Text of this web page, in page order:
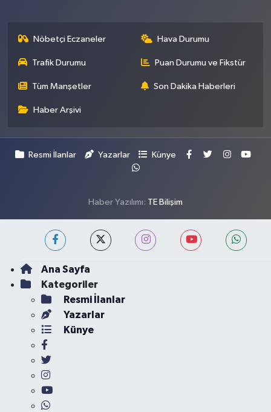
Nöbetçi Eczaneler Hava Durumu
Trafik Durumu Puan Durumu ve Fikstür
Tüm Manşetler Son Dakika Haberleri
Haber Arşivi
Resmi İlanlar Yazarlar Künye
Haber Yazılımı: TE Bilişim
Ana Sayfa
Kategoriler
Resmi İlanlar
Yazarlar
Künye